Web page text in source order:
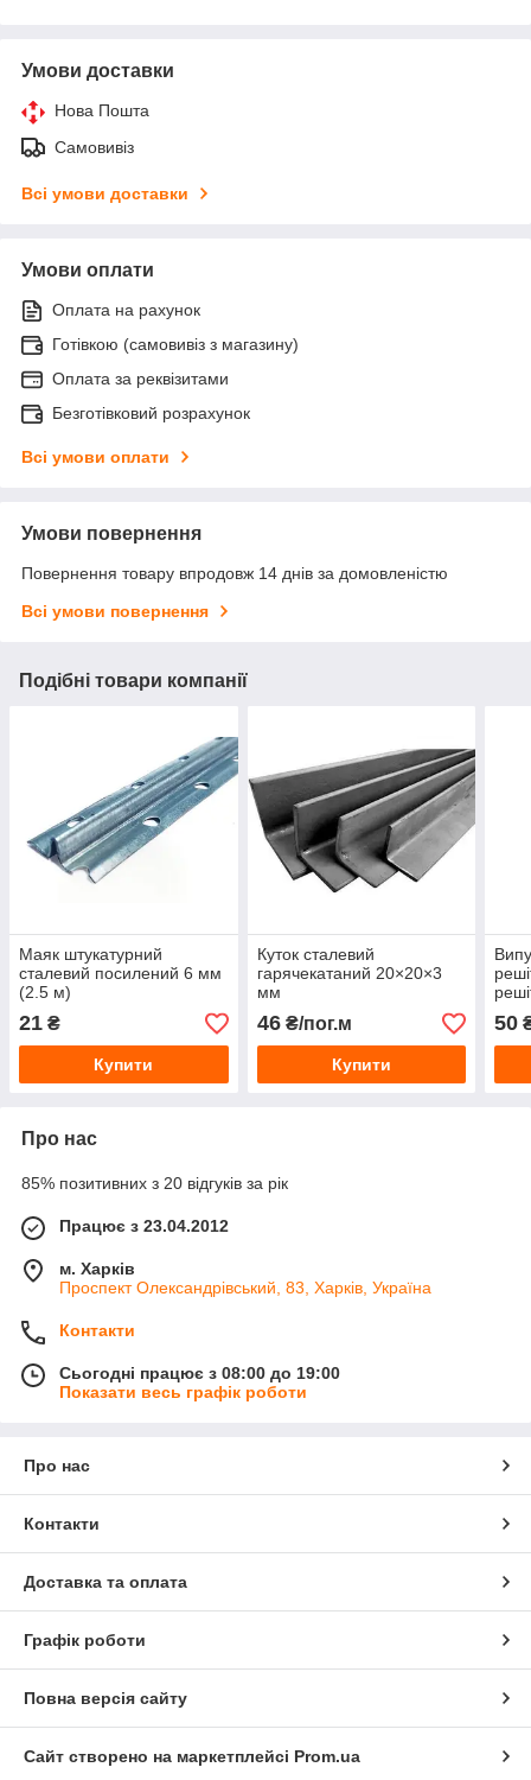
Умови доставки
Нова Пошта
Самовивіз
Всі умови доставки
Умови оплати
Оплата на рахунок
Готівкою (самовивіз з магазину)
Оплата за реквізитами
Безготівковий розрахунок
Всі умови оплати
Умови повернення
Повернення товару впродовж 14 днів за домовленістю
Всі умови повернення
Подібні товари компанії
Маяк штукатурний
сталевий посилений 6 мм
(2.5 м)
21 ₴
Купити
Куток сталевий
гарячекатаний 20×20×3
мм
46₴/пог.м
Купити
50
Про нас
85% позитивних з 20 відгуків за рік
Працює з 23.04.2012
м. Харків
Проспект Олександрівський, 83, Харків, Україна
Контакти
Сьогодні працює з 08:00 до 19:00
Показати весь графік роботи
Про нас
Контакти
Доставка та оплата
Графік роботи
Повна версія сайту
Сайт створено на маркетплейсі Prom.ua